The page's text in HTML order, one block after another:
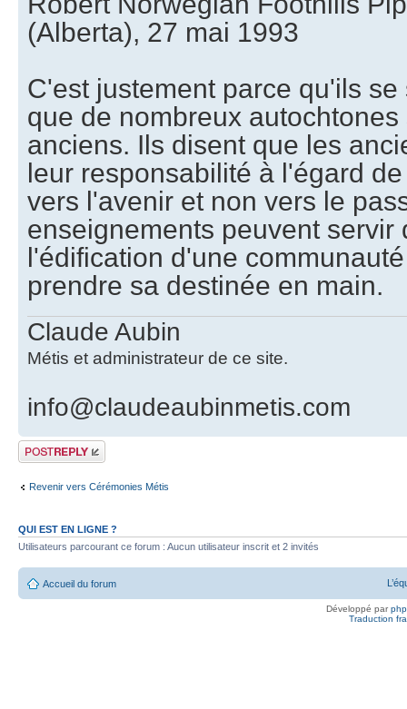
(Alberta), 27 mai 1993
C'est justement parce qu'ils
que de nombreux
anciens. Ils disent que les
leur responsabilité à l'égard
vers l'avenir et non vers le
enseignements peuvent servir
l'édification d'une
prendre sa destinée en main.
Claude Aubin
Métis et administrateur de ce site.
info@claudeaubinmetis.com
Publier une
réponse
Revenir vers Cérémonies Métis
QUI EST EN LIGNE ?
Utilisateurs parcourant ce forum : Aucun utilisateur inscrit et 2 invités
Accueil du forum
Développé par
Traduction